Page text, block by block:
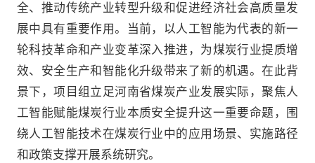
全、推动传统产业转型升级和促进经济社会高质量发
展中具有重要作用。当前，以人工智能为代表的新一
轮科技革命和产业变革深入推进，为煤炭行业提质增
效、安全生产和智能化升级带来了新的机遇。在此背
景下，项目组立足河南省煤炭产业发展实际，聚焦人
工智能赋能煤炭行业本质安全提升这一重要命题，围
绕人工智能技术在煤炭行业中的应用场景、实施路径
和政策支撑开展系统研究。